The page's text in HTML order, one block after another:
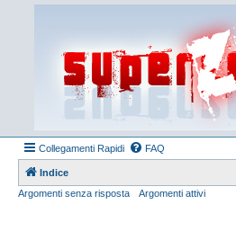
Collegamenti Rapidi FAQ
Indice
Argomenti senza risposta
Argomenti attivi